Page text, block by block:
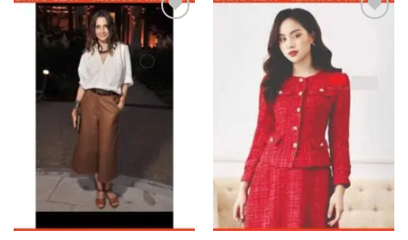
Add to
wishlist